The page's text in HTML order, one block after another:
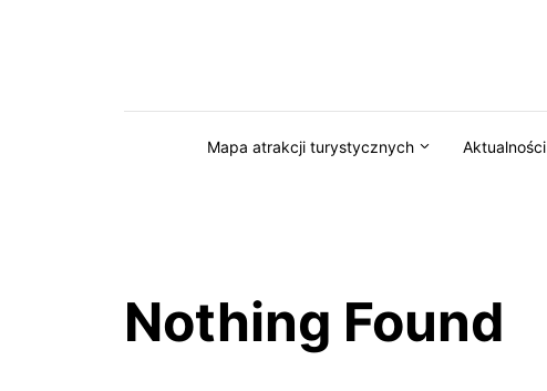
Mapa atrakcji turystycznych Aktualności
Nothing Found